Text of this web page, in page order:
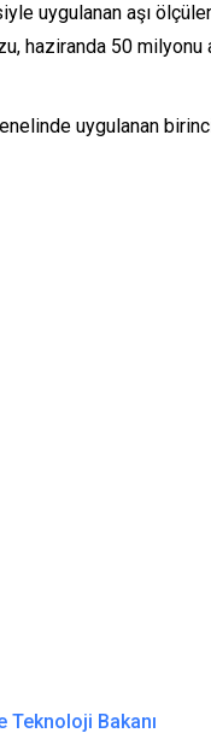
uygulanan aşı
haziranda 50
uygulanan
Teknoloji Bakanı